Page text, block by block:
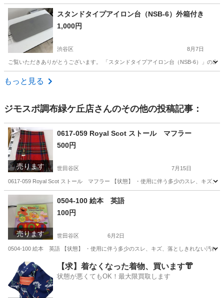
東京 日野市 食器 現地
スタンドタイプアイロン台（NSB-6）外箱付き
1,000円
渋谷区 8月7日
ご覧いただきありがとうございます。 「スタンドタイプアイロン台（NSB-6）」の
東京 渋谷区
もっと見る
ジモスポ調布緑ケ丘店さんのその他の投稿記事：
売ります
0617-059 Royal Scot ストール マフラー
500円
世田谷区 7月15日
0617-059 Royal Scot ストール マフラー 【状態】 ・使用に伴う多少のスレ、キズ、
現地
売ります
0504-100 絵本 英語
100円
世田谷区 6月2日
0504-100 絵本 英語 【状態】 ・使用に伴う多少のスレ、キズ、落としきれない汚れ
東京 世田谷区 子供用品 現地
【求】着なくなった着物、買います👘
状態が悪くてもOK！最大限買取します